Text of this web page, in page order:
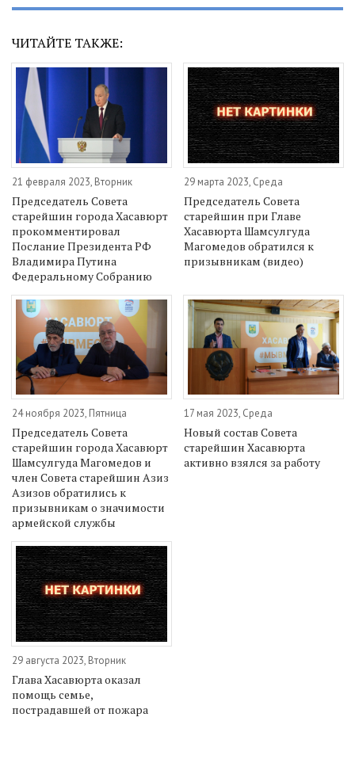
ЧИТАЙТЕ ТАКЖЕ:
21 февраля 2023, Вторник
Председатель Совета
старейшин города Хасавюрт
прокомментировал
Послание Президента РФ
Владимира Путина
Федеральному Собранию
29 марта 2023, Среда
Председатель Совета
старейшин при Главе
Хасавюрта Шамсулгуда
Магомедов обратился к
призывникам (видео)
24 ноября 2023, Пятница
Председатель Совета
старейшин города Хасавюрт
Шамсулгуда Магомедов и
член Совета старейшин Азиз
Азизов обратились к
призывникам о значимости
армейской службы
17 мая 2023, Среда
Новый состав Совета
старейшин Хасавюрта
активно взялся за работу
29 августа 2023, Вторник
Глава Хасавюрта оказал
помощь семье,
пострадавшей от пожара